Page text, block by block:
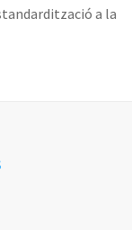
a la